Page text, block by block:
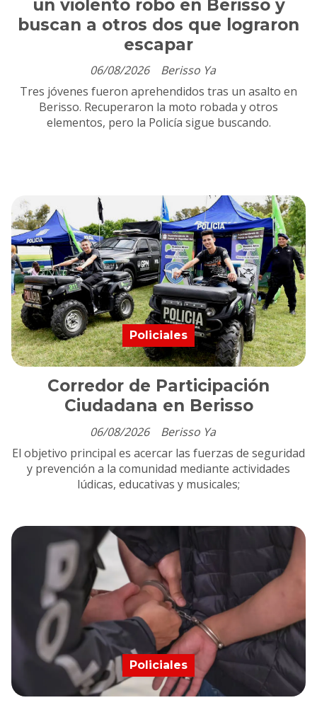
un violento robo en Berisso y
buscan a otros dos que lograron
escapar
Berisso Ya
06/08/2026
Tres jóvenes fueron aprehendidos tras un asalto en
Berisso. Recuperaron la moto robada y otros
elementos, pero la Policía sigue buscando.
Corredor de Participación
Ciudadana en Berisso
Berisso Ya
Policiales
06/08/2026
El objetivo principal es acercar las fuerzas de seguridad
y prevención a la comunidad mediante actividades
lúdicas, educativas y musicales;
Policiales